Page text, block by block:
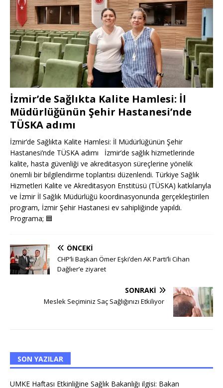
İzmir’de Sağlıkta Kalite Hamlesi: İl
Müdürlüğünün Şehir Hastanesi’nde
TÜSKA adımı
İzmir’de Sağlıkta Kalite Hamlesi: İl Müdürlüğünün Şehir
Hastanesi’nde TÜSKA adımı İzmir’de sağlık hizmetlerinde
kalite, hasta güvenliği ve akreditasyon süreçlerine yönelik
önemli bir bilgilendirme toplantısı düzenlendi. Türkiye Sağlık
Hizmetleri Kalite ve Akreditasyon Enstitüsü (TÜSKA) katkılarıyla
ve İzmir İl Sağlık Müdürlüğü koordinasyonunda gerçekleştirilen
program, İzmir Şehir Hastanesi ev sahipliğinde yapıldı.
Programa; 🟦
ÖNCEKI
CHP’li Başkan Ömer Eşki’den AK Parti’li Cihan
Dağlıer’e ziyaret
SONRAKI
Meslek Seçiminiz Saç Sağlığınızı Etkiliyor
SON YAZILAR
UMKE Haftası Etkinliğine Sağlık Bakanlığı ilgisi: Bakan